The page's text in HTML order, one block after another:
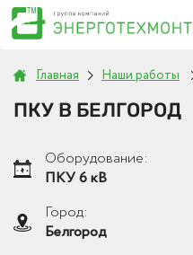
Главная Наши работы
ПКУ В БЕЛГОРОД
Оборудование:
ПКУ 6 кВ
Город:
Белгород